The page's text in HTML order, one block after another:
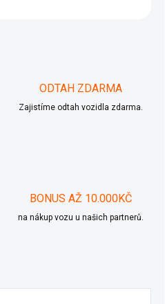
ODTAH ZDARMA
Zajistíme odtah vozidla zdarma.
BONUS AŽ 10.000KČ
na nákup vozu u našich partnerů.